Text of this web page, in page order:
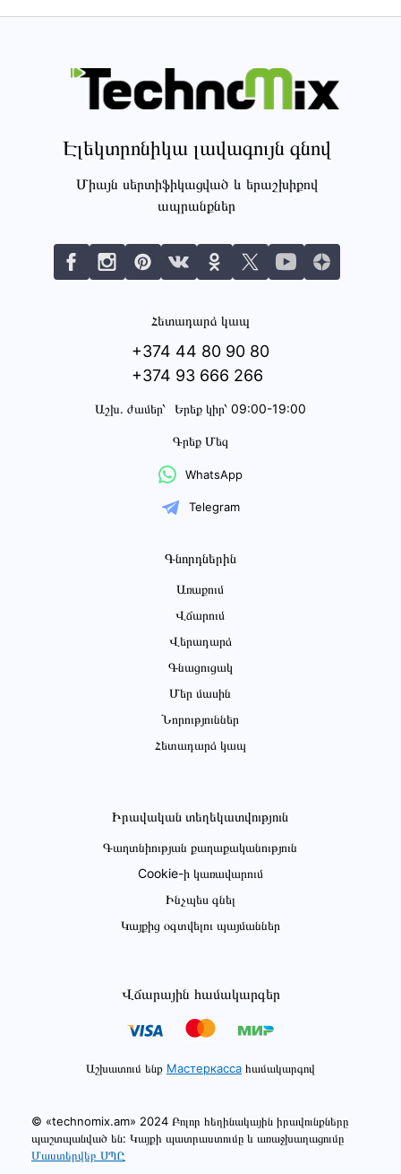
Էլեկտրոնիկա լավագույն գնով
Միայն սերտիֆիկացված և երաշխիքով
ապրանքներ
Հետադարձ կապ
+374 44 80 90 80
+374 93 666 266
Աշխ․ ժամեր՝ Երեք կիր՝ 09:00-19:00
Գրեք Մեզ
WhatsApp
Telegram
Գնորդներին
Առաքում
Վճարում
Վերադարձ
Գնացուցակ
Մեր մասին
Նորություններ
Հետադարձ կապ
Իրավական տեղեկատվություն
Գաղտնիության քաղաքականություն
Cookie-ի կառավարում
Ինչպես գնել
Կայքից օգտվելու պայմաններ
Վճարային համակարգեր
Աշխատում ենք Мастеркасса համակարգով
© «technomix.am» 2024 Բոլոր հեղինակային իրավունքները
պաշտպանված են: Կայքի պատրաստումը և առաջխաղացումը
Մաստերվեբ ՍՊԸ